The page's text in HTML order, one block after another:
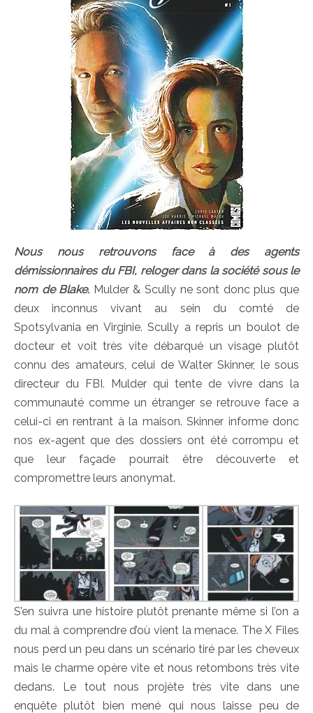
Nous nous retrouvons face à des agents
démissionnaires du FBI, reloger dans la société sous le
nom de Blake. Mulder & Scully ne sont donc plus que
deux inconnus vivant au sein du comté de
Spotsylvania en Virginie. Scully a repris un boulot de
docteur et voit très vite débarqué un visage plutôt
connu des amateurs, celui de Walter Skinner, le sous
directeur du FBI. Mulder qui tente de vivre dans la
communauté comme un étranger se retrouve face a
celui-ci en rentrant à la maison. Skinner informe donc
nos ex-agent que des dossiers ont été corrompu et
que leur façade pourrait être découverte et
compromettre leurs anonymat.
S’en suivra une histoire plutôt prenante même si l’on a
du mal à comprendre d’où vient la menace. The X Files
nous perd un peu dans un scénario tiré par les cheveux
mais le charme opère vite et nous retombons très vite
dedans. Le tout nous projète très vite dans une
enquête plutôt bien mené qui nous laisse peu de